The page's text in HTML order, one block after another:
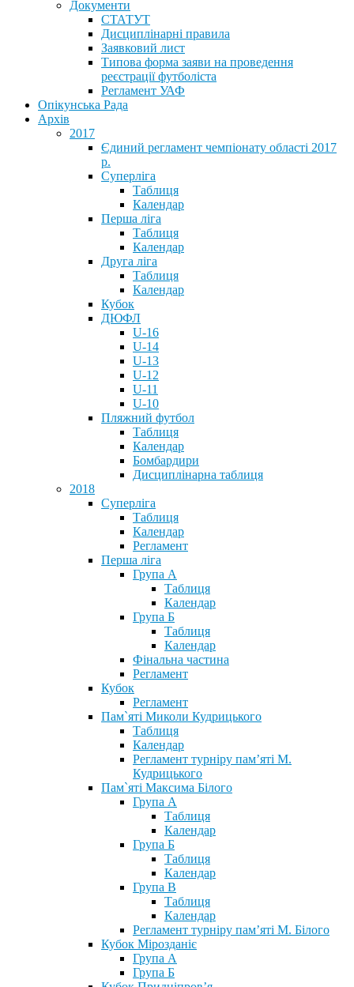
Документи
СТАТУТ
Дисциплінарні правила
Заявковий лист
Типова форма заяви на проведення
реєстрації футболіста
Регламент УАФ
Опікунська Рада
Архів
2017
Єдиний регламент чемпіонату області 2017
р.
Суперліга
Таблиця
Календар
Перша ліга
Таблиця
Календар
Друга ліга
Таблиця
Календар
Кубок
ДЮФЛ
U-16
U-14
U-13
U-12
U-11
U-10
Пляжний футбол
Таблиця
Календар
Бомбардири
Дисциплінарна таблиця
2018
Суперліга
Таблиця
Календар
Регламент
Перша ліга
Група А
Таблиця
Календар
Група Б
Таблиця
Календар
Фінальна частина
Регламент
Кубок
Регламент
Пам`яті Миколи Кудрицького
Таблиця
Календар
Регламент турніру пам’яті М.
Кудрицького
Пам`яті Максима Білого
Група А
Таблиця
Календар
Група Б
Таблиця
Календар
Група В
Таблиця
Календар
Регламент турніру пам’яті М. Білого
Кубок Мірозданіє
Група А
Група Б